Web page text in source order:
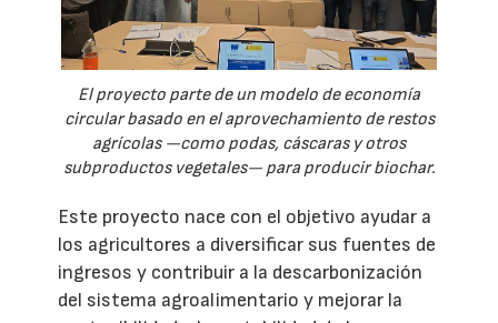
El proyecto parte de un modelo de economía
circular basado en el aprovechamiento de restos
agrícolas —como podas, cáscaras y otros
subproductos vegetales— para producir biochar.
Este proyecto nace con el objetivo ayudar a
los agricultores a diversificar sus fuentes de
ingresos y contribuir a la descarbonización
del sistema agroalimentario y mejorar la